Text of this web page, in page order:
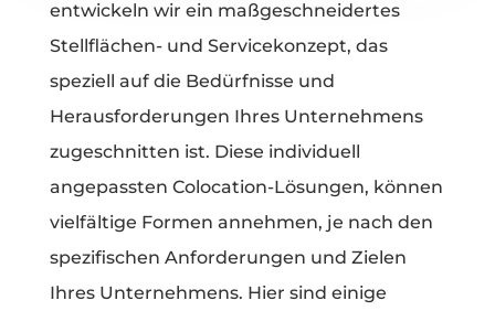
entwickeln wir ein maßgeschneidertes
Stellflächen- und Servicekonzept, das
speziell auf die Bedürfnisse und
Herausforderungen Ihres Unternehmens
zugeschnitten ist. Diese individuell
angepassten Colocation-Lösungen, können
vielfältige Formen annehmen, je nach den
spezifischen Anforderungen und Zielen
Ihres Unternehmens. Hier sind einige